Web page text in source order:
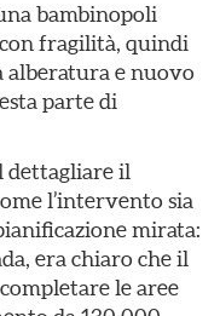
bambinopoli
fragilità, quindi
alberatura e nuovo
parte di
dettagliare il
l’intervento sia
mirata:
era chiaro che il
le aree